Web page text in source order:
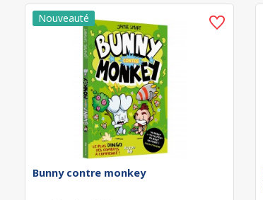
Bunny contre monkey